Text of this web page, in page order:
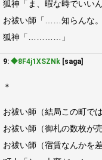
狐神「ま、暇な時でいいん
お祓い師「……知らんな。
狐神「…………」
9: ◆8F4j1XSZNk [saga]
＊
お祓い師（結局この町で
お祓い師（御札の数枚が
お祓い師（宿賃なんかを